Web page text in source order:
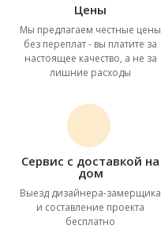
Цены
Мы предлагаем честные цены
без переплат - вы платите за
настоящее качество, а не за
лишние расходы
Сервис с доставкой на
дом
Выезд дизайнера-замерщика
и составление проекта
бесплатно